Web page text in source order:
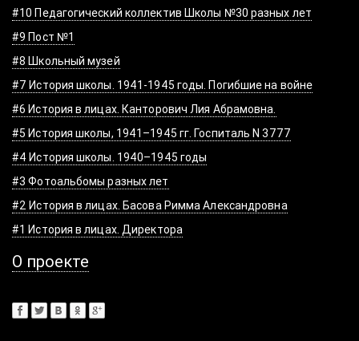
#10 Педагогический коллектив Школы №30 разных лет
#9 Пост №1
#8 Школьный музей
#7 История школы. 1941-1945 годы. Погибшие на войне
#6 История в лицах. Канторович Лия Абрамовна.
#5 История школы, 1941–1945 гг. Госпиталь N 3777
#4 История школы. 1940–1945 годы
#3 Фотоальбомы разных лет
#2 История в лицах. Басова Римма Александровна
#1 История в лицах. Директора
О проекте